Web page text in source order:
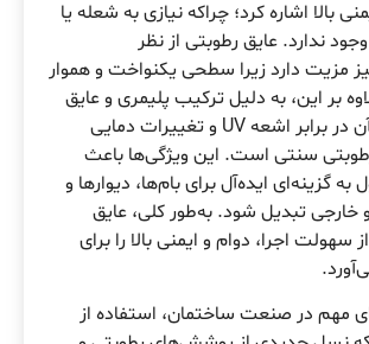
بالا اشاره کرد؛ چراکه نیازی به شعله یا
ندارد. عایق رطوبتی از نظر
مزیت دارد زیرا سطحی یکنواخت و هموار
بر این، به دلیل ترکیب پلیمری و عایق
بندی، مقاومت آن در برابر اشعه UV و تغییرات دمایی
سنتی است. این ویژگی‌ها باعث
گزینه‌ای ایده‌آل برای بام‌ها، دیوارها و
خارجی تبدیل شود. به‌طور کلی، عایق
سهولت اجرا، دوام و ایمنی بالا را برای
مهم در صنعت ساختمان، استفاده از